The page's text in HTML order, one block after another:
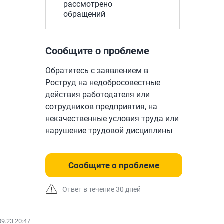
рассмотрено
обращений
20:47
Сообщите о проблеме
Обратитесь с заявлением в
Роструд на недобросовестные
действия работодателя или
сотрудников предприятия, на
некачественные условия труда или
нарушение трудовой дисциплины
Сообщите о проблеме
Ответ в течение 30 дней